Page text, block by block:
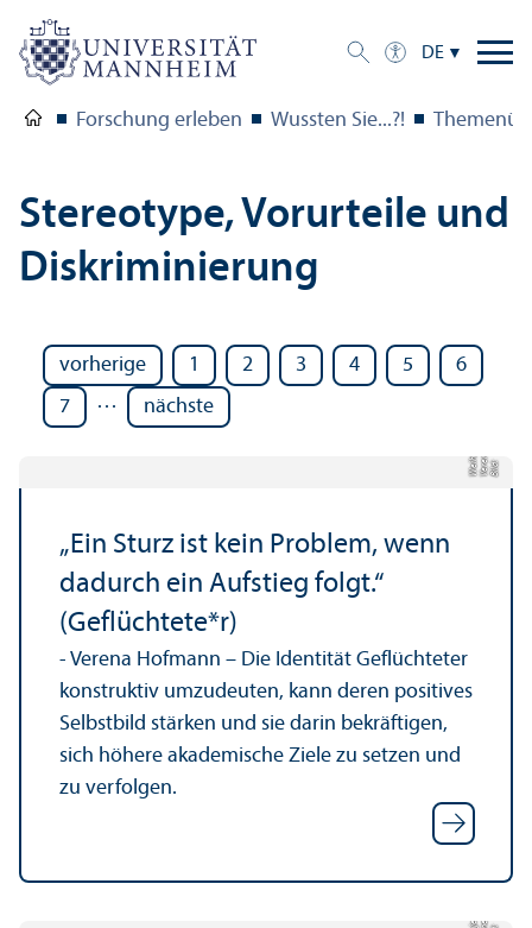
DE
Forschung erleben Wussten Sie...?!
Stereotype, Vorurteile und
Diskriminierung
vorherige 1 2 3 4 5
6
7
… nächste
Bil
d:
V
e
r
e
n
aW
ei
h
b
er
g
„Ein Sturz ist kein Problem, wenn
dadurch ein Aufstieg folgt.“
(Geflüchtete*r)
- Verena Hofmann – Die Identität Geflüchteter
konstruktiv umzudeuten, kann deren positives
Selbstbild stärken und sie darin bekräftigen,
sich höhere akademische Ziele zu setzen und
zu verfolgen.